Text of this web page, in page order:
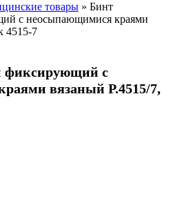
товары » Бинт
с неосыпающимися краями
4515-7
фиксирующий с
вязаный Р.4515/7,